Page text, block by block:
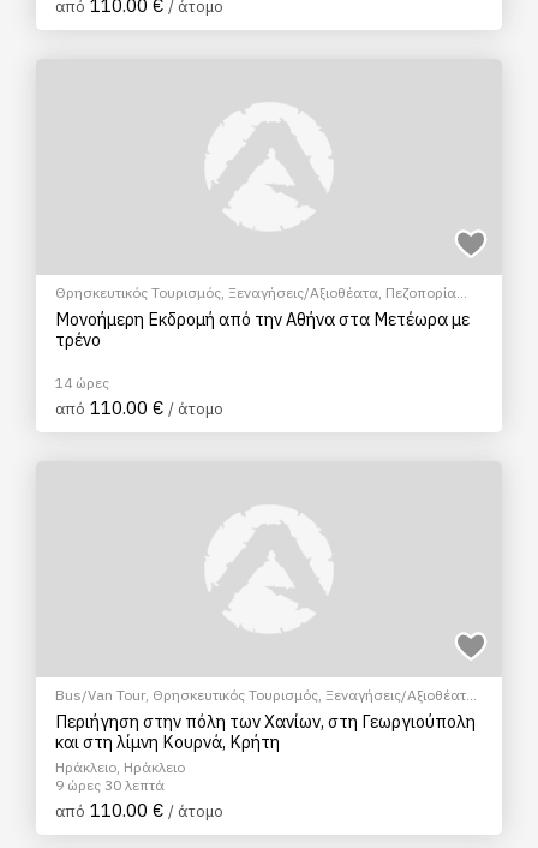
από 110.00 € / άτομο
Θρησκευτικός Τουρισμός, Ξεναγήσεις/Αξιοθέατα, Πεζοπορία
Πόλης
, Πολιτιστικά - Πολιτισμικά
Μονοήμερη Εκδρομή από την Αθήνα στα Μετέωρα με
τρένο
14 ώρες
από 110.00 € / άτομο
Bus/Van Tour, Θρησκευτικός Τουρισμός, Ξεναγήσεις/Αξιοθέατα
Πεζοπορία Πόλης
Περιήγηση στην πόλη των Χανίων, στη Γεωργιούπολη
και στη λίμνη Κουρνά, Κρήτη
Ηράκλειο, Ηράκλειο
9 ώρες 30 λεπτά
από 110.00 € / άτομο